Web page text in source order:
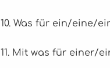
10. Was für ein/eine/
11. Mit was für einer/